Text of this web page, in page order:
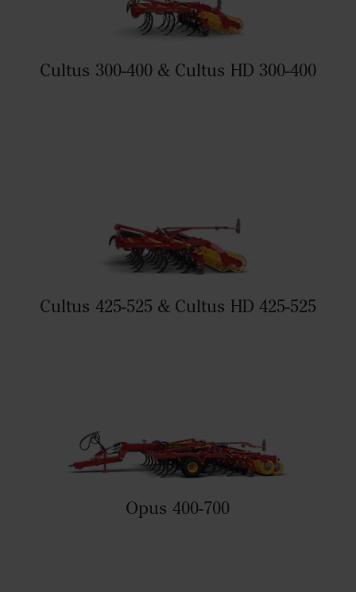
Cultus 300-400 & Cultus HD 300-400
Cultus 425-525 & Cultus HD 425-525
Opus 400-700